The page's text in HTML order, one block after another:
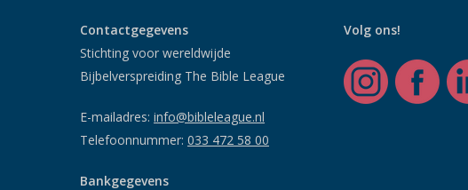
Contactgegevens
Stichting voor wereldwijde
Bijbelverspreiding The Bible League
E-mailadres: info@bibleleague.nl
Telefoonnummer: 033 472 58 00
Bankgegevens
Volg ons!